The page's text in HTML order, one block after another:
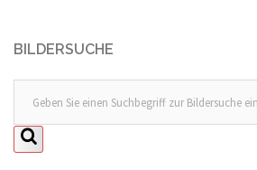
BILDERSUCHE